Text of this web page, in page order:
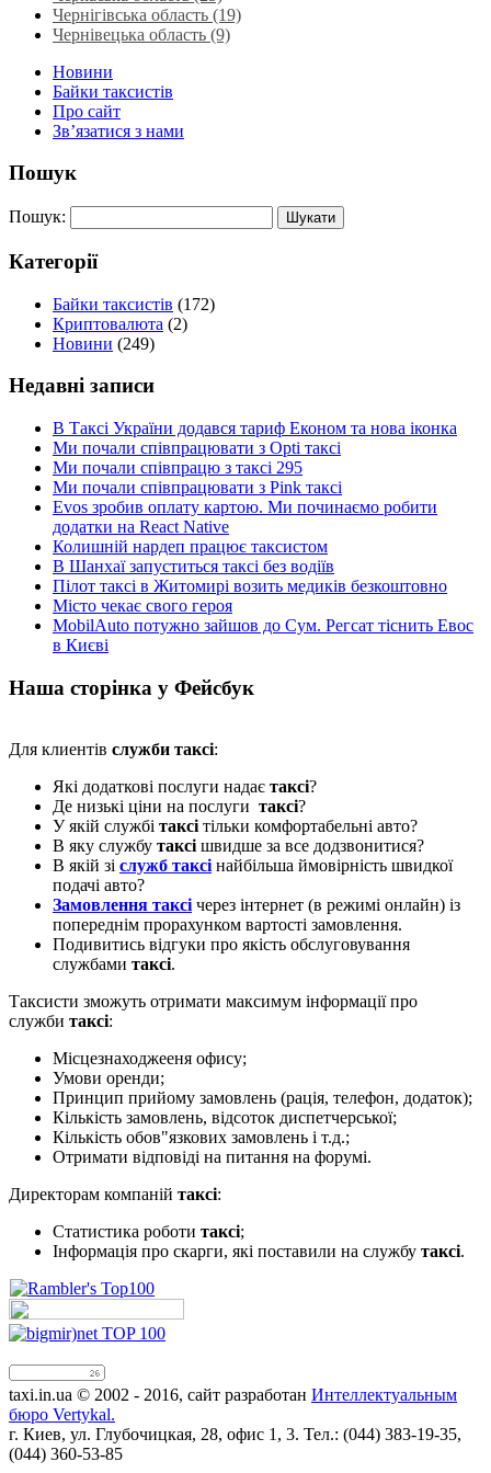
Чернігівська область (19)
Чернівецька область (9)
Новини
Байки таксистів
Про сайт
Зв’язатися з нами
Пошук
Пошук:
Категорії
Байки таксистів (172)
Криптовалюта (2)
Новини (249)
Недавні записи
В Таксі України додався тариф Економ та нова іконка
Ми почали співпрацювати з Opti таксі
Ми почали співпрацю з таксі 295
Ми почали співпрацювати з Pink таксі
Evos зробив оплату картою. Ми починаємо робити
додатки на React Native
Колишній нардеп працює таксистом
В Шанхаї запуститься таксі без водіїв
Пілот таксі в Житомирі возить медиків безкоштовно
Місто чекає свого героя
MobilAuto потужно зайшов до Сум. Регсат тіснить Евос
в Києві
Наша сторінка у Фейсбук
Для клиентів служби таксі:
Які додаткові послуги надає таксі?
Де низькі ціни на послуги таксі?
У якій службі таксітільки комфортабельні авто?
В яку службу таксішвидше за все додзвонитися?
В якій зі служб таксі найбільша ймовірність швидкої
подачі авто?
Замовлення таксічерез інтернет (в режимі онлайн) із
попереднім прорахунком вартості замовлення.
Подивитись відгуки про якість обслуговування
службами таксі.
Таксисти зможуть отримати максимум інформації про
служби таксі:
Місцезнаходжееня офису;
Умови оренди;
Принцип прийому замовлень (рація, телефон, додаток);
Кількість замовлень, відсоток диспетчерської;
Кількість обов"язкових замовлень і т.д.;
Отримати відповіді на питання на форумі.
Директорам компаній таксі:
Статистика роботи таксі;
Інформація про скарги, які поставили на службу таксі.
taxi.in.ua © 2002 - 2016, сайт разработан Интеллектуальным
бюро Vertykal.
г. Киев, ул. Глубочицкая, 28, офис 1, 3. Тел.: (044) 383-19-35,
(044) 360-53-85